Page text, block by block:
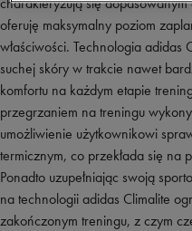
oferuję maksymalny poziom
właściwości. Technologia adidas
suchej skóry w trakcie nawet
komfortu na każdym etapie
przegrzaniem na treningu
umożliwienie użytkownikowi
termicznym, co przekłada się
Ponadto uzupełniając swoją
na technologii adidas Climalite
zakończonym treningu, z czym